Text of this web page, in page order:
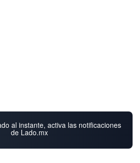
al instante, activa las notificaciones
de Lado.mx